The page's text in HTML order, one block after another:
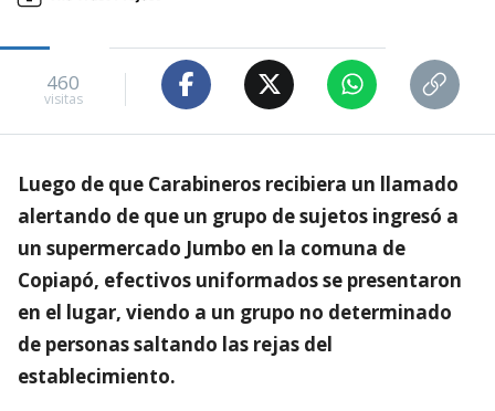
460
visitas
Luego de que Carabineros recibiera un llamado
alertando de que un grupo de sujetos ingresó a
un supermercado Jumbo en la comuna de
Copiapó, efectivos uniformados se presentaron
en el lugar, viendo a un grupo no determinado
de personas saltando las rejas del
establecimiento.